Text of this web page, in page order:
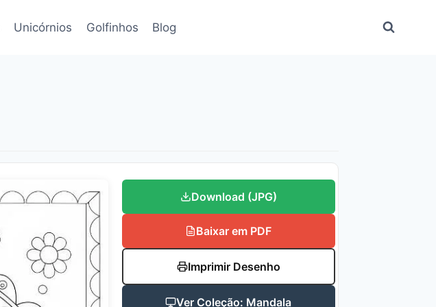
Unicórnios Golfinhos Blog
Download (JPG)
Baixar em PDF
Imprimir Desenho
Ver Coleção: Mandala